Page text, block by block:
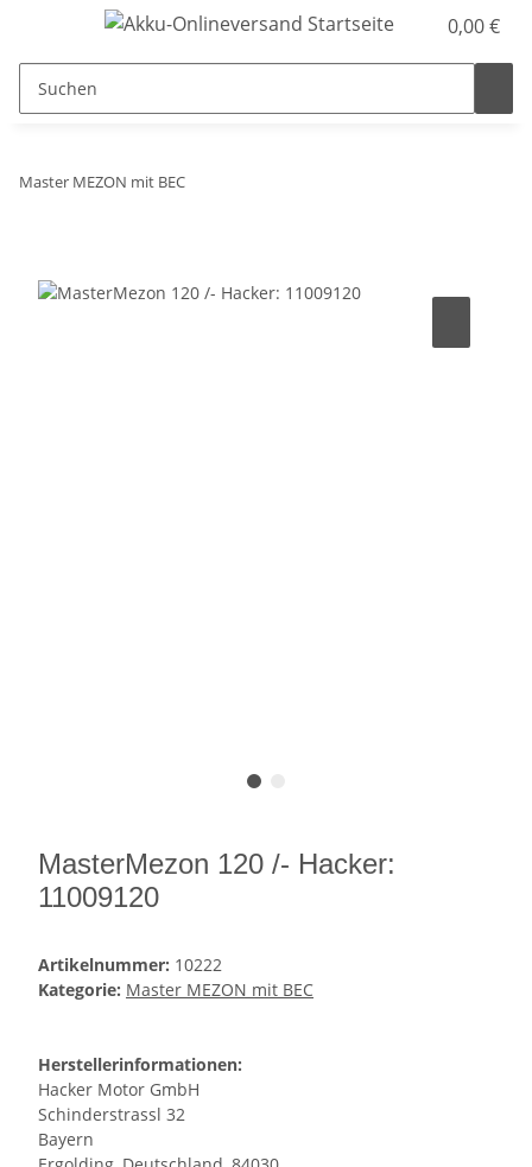
0,00 €
Master MEZON mit BEC
MasterMezon 120 /- Hacker:
11009120
Artikelnummer: 10222
Kategorie: Master MEZON mit BEC
Herstellerinformationen:
Hacker Motor GmbH
Schinderstrassl 32
Bayern